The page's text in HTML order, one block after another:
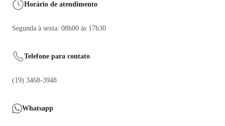
Horário de atendimento
Segunda à sexta: 08h00 às 17h30
Telefone para contato
(19) 3468-3948
Whatsapp